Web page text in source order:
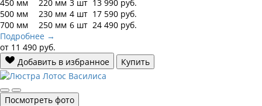
450 мм
220 мм 3 шт 13 990 руб.
500 мм
230 мм 4 шт 17 590 руб.
700 мм
250 мм 6 шт 24 490 руб.
Подробнее →
от 11 490 руб.
Добавить в избранное
Купить
Посмотреть фото